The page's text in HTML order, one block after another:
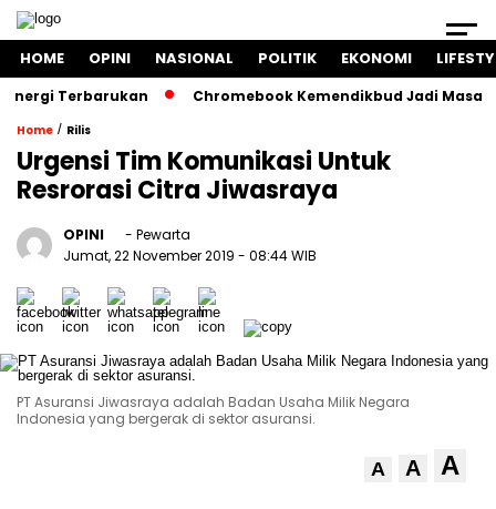
HOME OPINI NASIONAL POLITIK EKONOMI
Terbarukan Chromebook Kemendikbud Jadi Masalah
Home / Rilis
Urgensi Tim Komunikasi Untuk
Resrorasi Citra Jiwasraya
OPINI
- Pewarta
Jumat, 22 November 2019 - 08:44 WIB
PT Asuransi Jiwasraya adalah Badan Usaha Milik Negara
Indonesia yang bergerak di sektor asuransi.
A A A